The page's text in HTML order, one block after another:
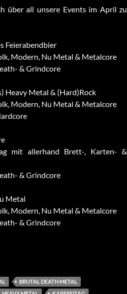
über all unsere Events im April zu
Feierabendbier
Modern, Nu Metal & Metalcore
& Grindcore
Heavy Metal & (Hard)Rock
Modern, Nu Metal & Metalcore
mit allerhand Brett-, Karten- &
& Grindcore
Metal
Modern, Nu Metal & Metalcore
& Grindcore
BRUTAL DEATH METAL